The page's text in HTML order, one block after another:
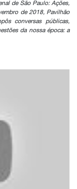
de São Paulo: Ações,
de 2018, Pavilhão
conversas públicas,
da nossa época: a